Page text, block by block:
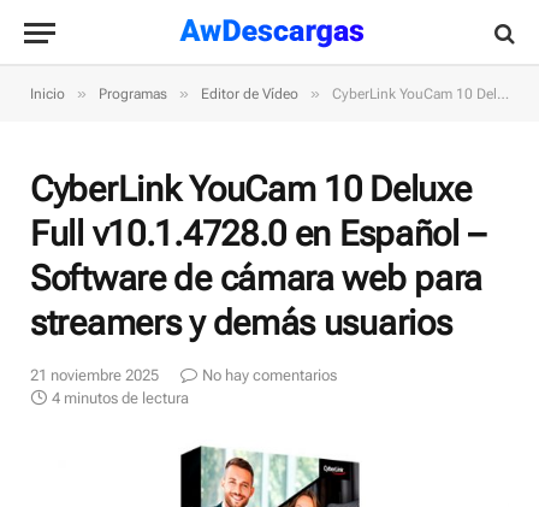
Inicio » Programas » Editor de Vídeo » CyberLink YouCam 10 Deluxe Full v10.1.4728.0 en Español – Software de cámara web para streamers y demás usuarios
CyberLink YouCam 10 Deluxe
Full v10.1.4728.0 en Español –
Software de cámara web para
streamers y demás usuarios
21 noviembre 2025
No hay comentarios
4 minutos de lectura